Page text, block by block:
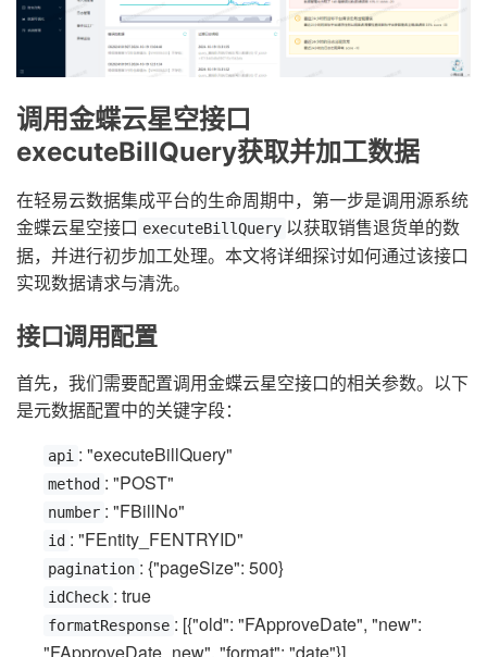
调用金蝶云星空接口
executeBillQuery获取并加工数据
在轻易云数据集成平台的生命周期中，第一步是调用源系统
金蝶云星空接口 executeBillQuery 以获取销售退货单的数
据，并进行初步加工处理。本文将详细探讨如何通过该接口
实现数据请求与清洗。
接口调用配置
首先，我们需要配置调用金蝶云星空接口的相关参数。以下
是元数据配置中的关键字段：
api : "executeBillQuery"
method : "POST"
number : "FBillNo"
id : "FEntity_FENTRYID"
pagination : {"pageSize": 500}
idCheck : true
formatResponse : [{"old": "FApproveDate", "new":